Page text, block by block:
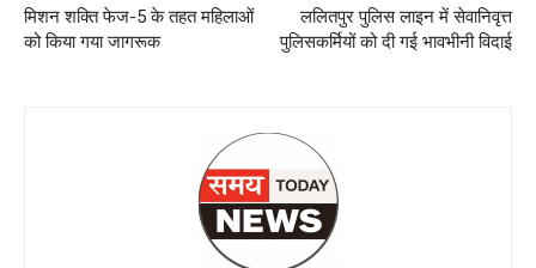
मिशन शक्ति फेज-5 के तहत महिलाओं
को किया गया जागरूक
ललितपुर पुलिस लाइन में सेवानिवृत्त
पुलिसकर्मियों को दी गई भावभीनी विदाई